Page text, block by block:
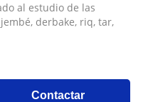
al estudio de las
derbake, riq, tar,
Contactar